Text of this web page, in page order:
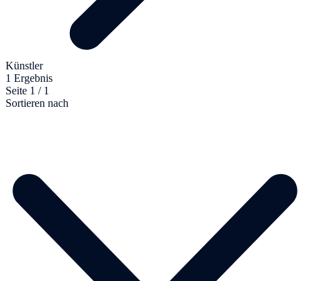
Künstler
1 Ergebnis
Seite 1 / 1
Sortieren nach